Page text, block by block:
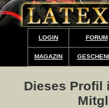
LOGIN FORUM
MAGAZIN
Dieses Profil